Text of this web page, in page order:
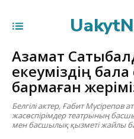
Азамат
екеуміздің бала
бармаған
Белгілі актер, Ғабит Мүсірепов
жасөспірімдер театрының
мен басшылық қызметі жайлы